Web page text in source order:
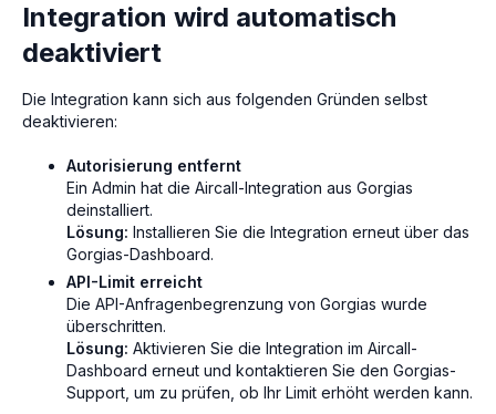
Integration wird automatisch
deaktiviert
Die Integration kann sich aus folgenden Gründen selbst
deaktivieren:
Autorisierung entfernt
Ein Admin hat die Aircall-Integration aus Gorgias
deinstalliert.
Lösung: Installieren Sie die Integration erneut über das
Gorgias-Dashboard.
API-Limit erreicht
Die API-Anfragenbegrenzung von Gorgias wurde
überschritten.
Lösung: Aktivieren Sie die Integration im Aircall-
Dashboard erneut und kontaktieren Sie den Gorgias-
Support, um zu prüfen, ob Ihr Limit erhöht werden kann.